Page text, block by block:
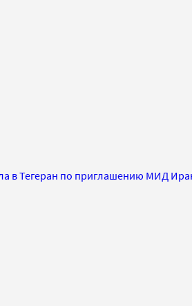
в Тегеран по приглашению МИД